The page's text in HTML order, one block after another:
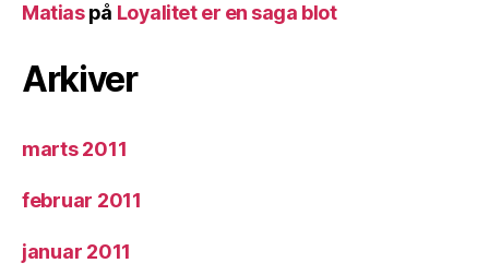
Matiaspå Loyalitet er en saga blot
Arkiver
marts 2011
februar 2011
januar 2011